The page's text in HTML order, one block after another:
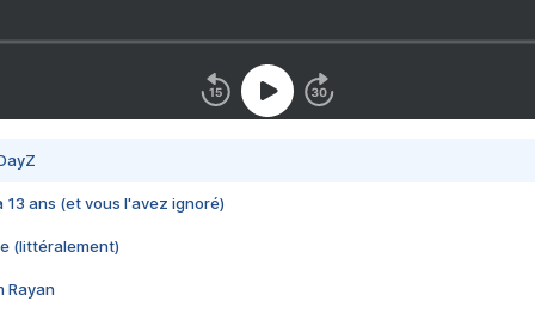
13 ans (et vous l'avez ignoré)
(littéralement)
Rayan